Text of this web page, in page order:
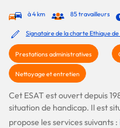
à 4 km 85 travailleurs
Signataire de la charte Ethique
Prestations administratives
Nettoyage et entretien
Cet ESAT est ouvert depuis
situation de handicap. Il est
propose les services suivants :